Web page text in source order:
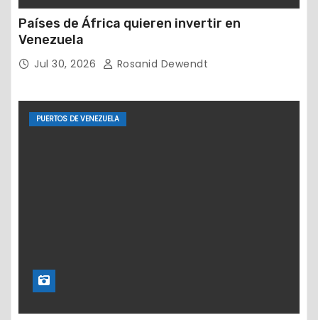
Países de África quieren invertir en
Venezuela
Jul 30, 2026 Rosanid Dewendt
PUERTOS DE VENEZUELA